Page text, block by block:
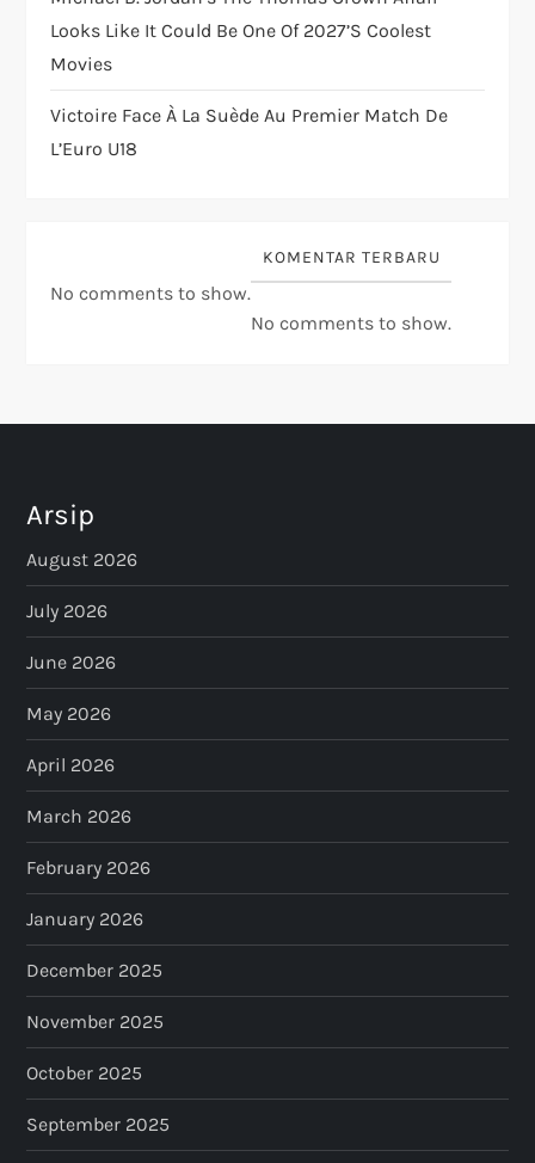
Looks Like It Could Be One Of 2027’s Coolest
Movies
Victoire Face À La Suède Au Premier Match De
L’Euro U18
No comments to show.
KOMENTAR TERBARU
No comments to show.
Arsip
August 2026
July 2026
June 2026
May 2026
April 2026
March 2026
February 2026
January 2026
December 2025
November 2025
October 2025
September 2025